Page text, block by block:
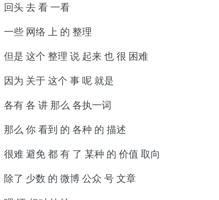
回头 去 看 一看
一些 网络 上 的 整理
但是 这个 整理 说 起来 也 很 困难
因为 关于 这个 事 呢 就是
各有 各 讲 那么 各执一词
那么 你 看到 的 各种 的 描述
很难 避免 都 有 了 某种 的 价值 取向
除了 少数 的 微博 公众 号 文章